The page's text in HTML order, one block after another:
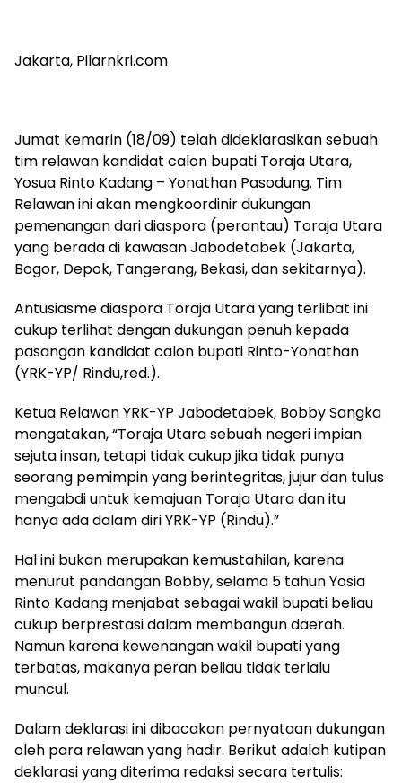
Jakarta, Pilarnkri.com
Jumat kemarin (18/09) telah dideklarasikan sebuah
tim relawan kandidat calon bupati Toraja Utara,
Yosua Rinto Kadang – Yonathan Pasodung. Tim
Relawan ini akan mengkoordinir dukungan
pemenangan dari diaspora (perantau) Toraja Utara
yang berada di kawasan Jabodetabek (Jakarta,
Bogor, Depok, Tangerang, Bekasi, dan sekitarnya).
Antusiasme diaspora Toraja Utara yang terlibat ini
cukup terlihat dengan dukungan penuh kepada
pasangan kandidat calon bupati Rinto-Yonathan
(YRK-YP/ Rindu,red.).
Ketua Relawan YRK-YP Jabodetabek, Bobby Sangka
mengatakan, “Toraja Utara sebuah negeri impian
sejuta insan, tetapi tidak cukup jika tidak punya
seorang pemimpin yang berintegritas, jujur dan tulus
mengabdi untuk kemajuan Toraja Utara dan itu
hanya ada dalam diri YRK-YP (Rindu).”
Hal ini bukan merupakan kemustahilan, karena
menurut pandangan Bobby, selama 5 tahun Yosia
Rinto Kadang menjabat sebagai wakil bupati beliau
cukup berprestasi dalam membangun daerah.
Namun karena kewenangan wakil bupati yang
terbatas, makanya peran beliau tidak terlalu
muncul.
Dalam deklarasi ini dibacakan pernyataan dukungan
oleh para relawan yang hadir. Berikut adalah kutipan
deklarasi yang diterima redaksi secara tertulis: